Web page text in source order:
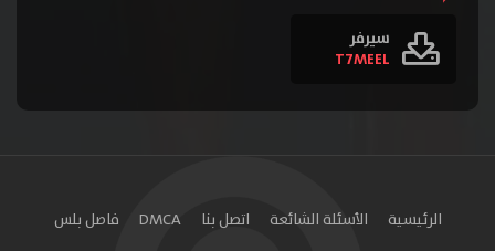
سيرفر
T7MEEL
الرئيسية الأسئلة الشائعة اتصل بنا DMCA فاصل بلس